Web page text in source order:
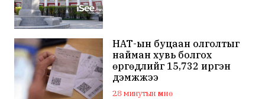
НӨАТ-ын буцаан олголтыг
найман хувь болгох
өргөдлийг 15,732 иргэн
дэмжжээ
28 минутын өмнө